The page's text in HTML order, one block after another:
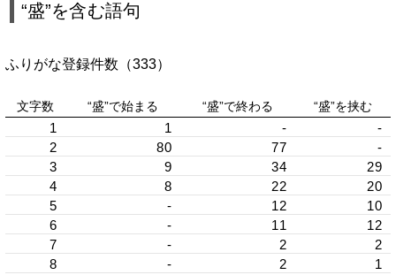
“盛”を含む語句
ふりがな登録件数（333）
文字数 “盛”で始まる “盛”で終わる “盛”を挟む
1 1 -
-
2
80 77
-
3
9 34
29
4
8 22
20
5
- 12
10
6
- 11
12
7
- 2
2
8
- 2
1